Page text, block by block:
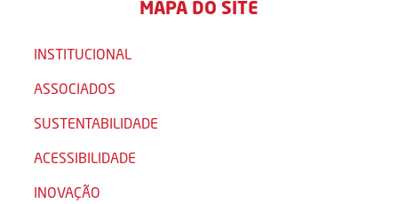
MAPA DO SITE
INSTITUCIONAL
ASSOCIADOS
SUSTENTABILIDADE
ACESSIBILIDADE
INOVAÇÃO